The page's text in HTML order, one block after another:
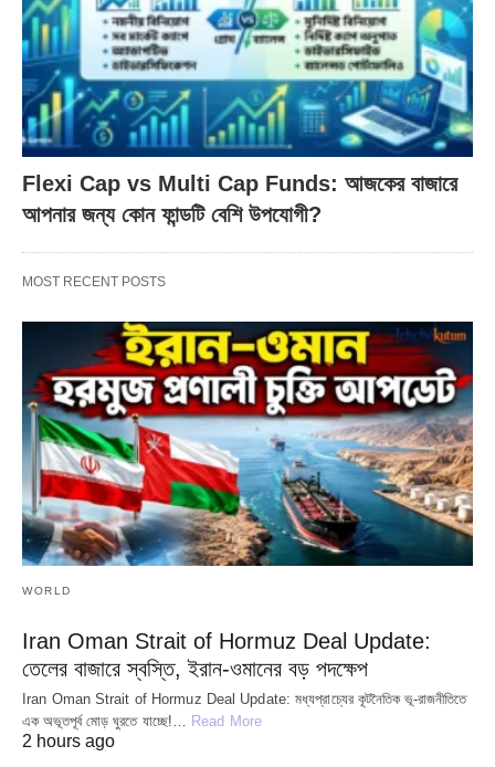
Flexi Cap vs Multi Cap Funds: আজকের বাজারে
আপনার জন্য কোন ফান্ডটি বেশি উপযোগী?
MOST RECENT POSTS
WORLD
Iran Oman Strait of Hormuz Deal Update:
তেলের বাজারে স্বস্তি, ইরান-ওমানের বড় পদক্ষেপ
Iran Oman Strait of Hormuz Deal Update: মধ্যপ্রাচ্যের কূটনৈতিক ভূ-রাজনীতিতে
এক অভূতপূর্ব মোড় ঘুরতে যাচ্ছে!… Read More
2 hours ago